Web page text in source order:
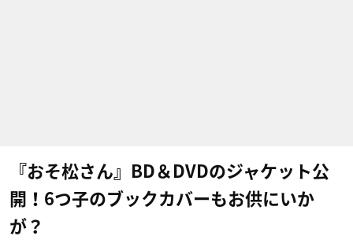
『おそ松さん』BD＆DVDのジャケット公
開！6つ子のブックカバーもお供にいか
が？